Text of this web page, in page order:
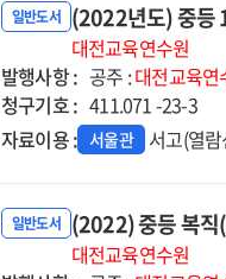
일반도서 (2022년도) 중등
대전교육연수원
발행사항 : 공주 :대전교육연
청구기호 : 411.071 -23-3
자료이용 : 서울관 서고(열
일반도서 (2022) 중등 복
대전교육연수원